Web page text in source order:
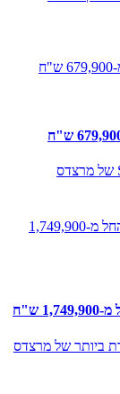
ביותר של מרצדס